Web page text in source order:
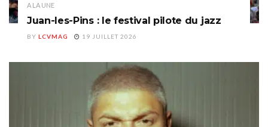
A LA UNE
Juan-les-Pins : le festival pilote du jazz
BY LCVMAG 19 JUILLET 2026